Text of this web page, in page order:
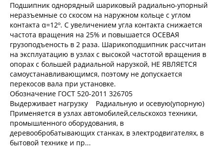
Подшипник однорядный шариковый радиально-упорный
неразъемные со скосом на наружном кольце с углом
контакта α=12º. С увеличением угла контакта снижается
частота вращения на 25% и повышается ОСЕВАЯ
грузоподъеность в 2 раза. Шарикоподшипник рассчитан
на эксплуатацию в узлах с высокой частотой вращения в
опорах с большей радиальной нарузкой, НЕ ЯВЛЯЕТСЯ
самоустанавливающимся, поэтому не допускается
перекосов вала при установке.
Обозначение ГОСТ 520-2011 326705
Выдерживает нагрузку Радиальную и осевую(упорную)
Применяется в узлах автомобилей,сельскохоз техники,
промышленного оборудования, в
деревообробатывающих станках, в электродвигателях, в
бытовой технике и пр...